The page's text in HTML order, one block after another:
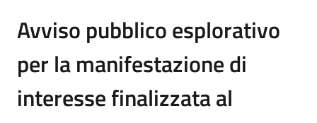
Avviso pubblico esplorativo
per la manifestazione di
interesse finalizzata al